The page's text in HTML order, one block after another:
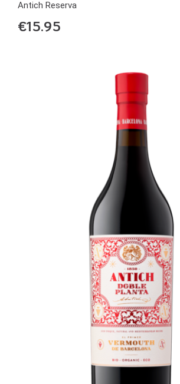
Antich Reserva
€15.95